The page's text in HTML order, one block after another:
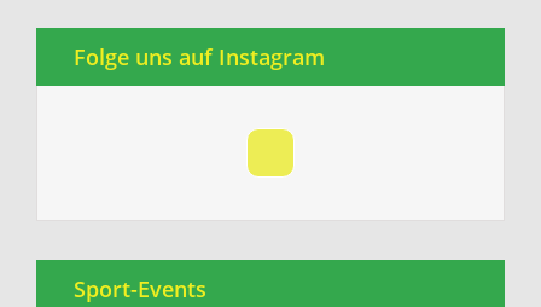
Folge uns auf Instagram
Sport-Events